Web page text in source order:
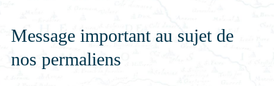
Message important au sujet de
nos permaliens